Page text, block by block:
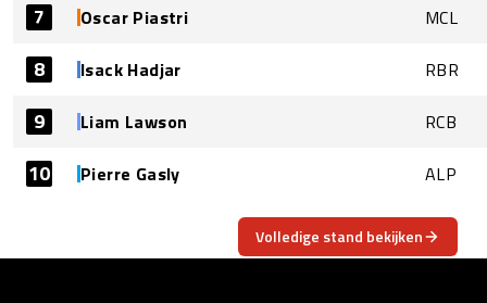
7 Oscar Piastri MCL
8 Isack Hadjar RBR
9 Liam Lawson RCB
10 Pierre Gasly ALP
Volledige stand bekijken